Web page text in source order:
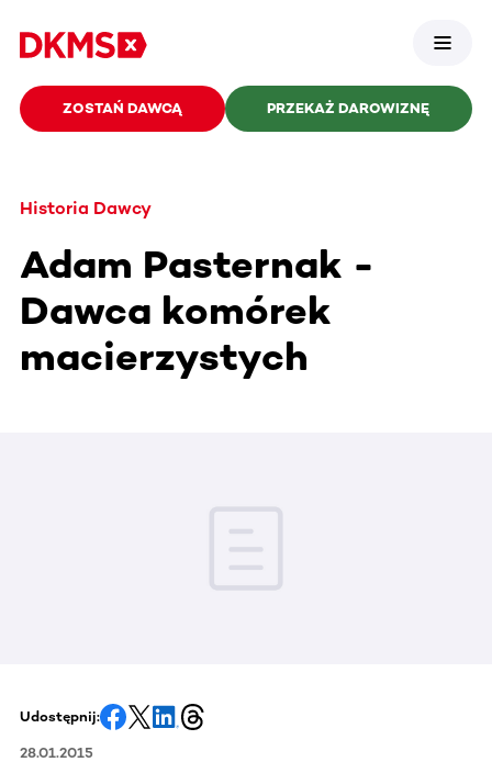
ZOSTAŃ DAWCĄ PRZEKAŻ DAROWIZNĘ
Historia Dawcy
Adam Pasternak -
Dawca komórek
macierzystych
Udostępnij:
28.01.2015